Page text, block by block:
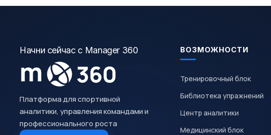
Начни сейчас с Manager 360
Платформа для спортивной
аналитики, управления командами и
профессионального роста
ВОЗМОЖНОСТИ
Тренировочный блок
Библиотека упражнений
Центр аналитики
Медицинский блок